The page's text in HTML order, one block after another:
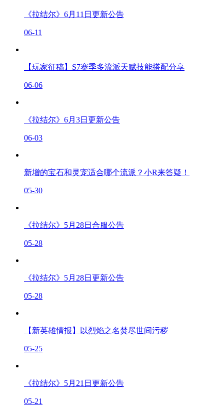
《拉结尔》6月11日更新公告
06-11
【玩家征稿】S7赛季多流派天赋技能搭配分享
06-06
《拉结尔》6月3日更新公告
06-03
新增的宝石和灵宠适合哪个流派？小R来答疑！
05-30
《拉结尔》5月28日合服公告
05-28
《拉结尔》5月28日更新公告
05-28
【新英雄情报】以烈焰之名焚尽世间污秽
05-25
《拉结尔》5月21日更新公告
05-21